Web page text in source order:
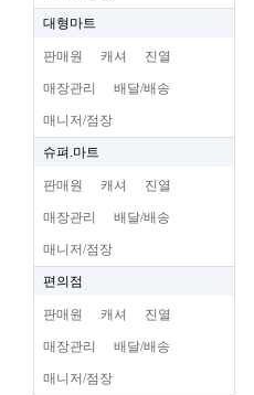
대형마트
판매원 캐셔 진열
매장관리 배달/배송
매니저/점장
슈펴.마트
판매원 캐셔 진열
매장관리 배달/배송
매니저/점장
편의점
판매원 캐셔 진열
매장관리 배달/배송
매니저/점장